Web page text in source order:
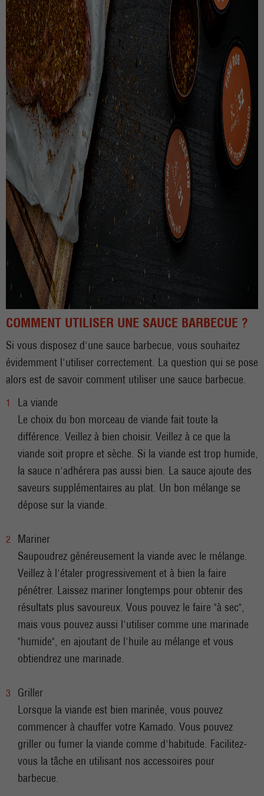
COMMENT UTILISER UNE SAUCE BARBECUE ?
Si vous disposez d'une sauce barbecue, vous souhaitez
évidemment l'utiliser correctement. La question qui se pose
alors est de savoir comment utiliser une sauce barbecue.
La viande
Le choix du bon morceau de viande fait toute la
différence. Veillez à bien choisir. Veillez à ce que la
viande soit propre et sèche. Si la viande est trop humide,
la sauce n'adhérera pas aussi bien. La sauce ajoute des
saveurs supplémentaires au plat. Un bon mélange se
dépose sur la viande.
Mariner
Saupoudrez généreusement la viande avec le mélange.
Veillez à l'étaler progressivement et à bien la faire
pénétrer. Laissez mariner longtemps pour obtenir des
résultats plus savoureux. Vous pouvez le faire "à sec",
mais vous pouvez aussi l'utiliser comme une marinade
"humide", en ajoutant de l'huile au mélange et vous
obtiendrez une marinade.
Griller
Lorsque la viande est bien marinée, vous pouvez
commencer à chauffer votre Kamado. Vous pouvez
griller ou fumer la viande comme d'habitude. Facilitez-
vous la tâche en utilisant nos accessoires pour
barbecue.